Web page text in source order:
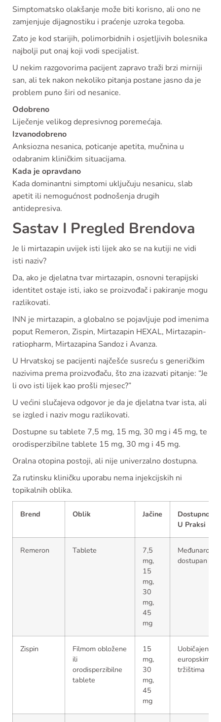
Simptomatsko olakšanje može biti korisno, ali ono ne
zamjenjuje dijagnostiku i praćenje uzroka tegoba.
Zato je kod starijih, polimorbidnih i osjetljivih bolesnika
najbolji put onaj koji vodi specijalist.
U nekim razgovorima pacijent zapravo traži brzi mirniji
san, ali tek nakon nekoliko pitanja postane jasno da je
problem puno širi od nesanice.
Odobreno
Liječenje velikog depresivnog poremećaja.
Izvanodobreno
Anksiozna nesanica, poticanje apetita, mučnina u
odabranim kliničkim situacijama.
Kada je opravdano
Kada dominantni simptomi uključuju nesanicu, slab
apetit ili nemogućnost podnošenja drugih
antidepresiva.
Sastav I Pregled Brendova
Je li mirtazapin uvijek isti lijek ako se na kutiji ne vidi
isti naziv?
Da, ako je djelatna tvar mirtazapin, osnovni terapijski
identitet ostaje isti, iako se proizvođač i pakiranje mogu
razlikovati.
INN je mirtazapin, a globalno se pojavljuje pod imenima
poput Remeron, Zispin, Mirtazapin HEXAL, Mirtazapin-
ratiopharm, Mirtazapina Sandoz i Avanza.
U Hrvatskoj se pacijenti najčešće susreću s generičkim
nazivima prema proizvođaču, što zna izazvati pitanje: “Je
li ovo isti lijek kao prošli mjesec?”
U većini slučajeva odgovor je da je djelatna tvar ista, ali
se izgled i naziv mogu razlikovati.
Dostupne su tablete 7,5 mg, 15 mg, 30 mg i 45 mg, te
orodisperzibilne tablete 15 mg, 30 mg i 45 mg.
Oralna otopina postoji, ali nije univerzalno dostupna.
Za rutinsku kliničku uporabu nema injekcijskih ni
topikalnih oblika.
Brend Oblik Jačine
Dostupnost
U Praksi
Remeron Tablete
7,5
mg,
15
mg,
30
mg,
45
mg
Međunarodno
dostupan
Zispin
Filmom obložene
ili
orodisperzibilne
tablete
15
mg,
30
mg,
45
mg
Uobičajen na
europskim
tržištima